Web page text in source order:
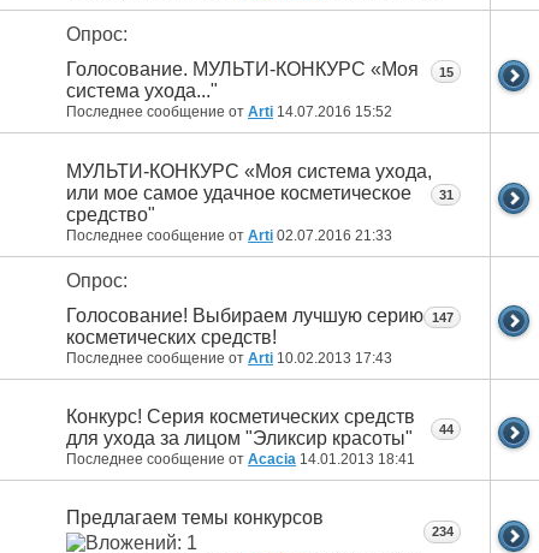
Опрос:
Голосование. МУЛЬТИ-КОНКУРС «Моя
система ухода..."
Последнее сообщение от Arti 14.07.2016 15:52
15
МУЛЬТИ-КОНКУРС «Моя система ухода,
или мое самое удачное косметическое
средство"
Последнее сообщение от Arti 02.07.2016 21:33
31
Опрос:
Голосование! Выбираем лучшую серию
косметических средств!
Последнее сообщение от Arti 10.02.2013 17:43
147
Конкурс! Серия косметических средств
для ухода за лицом "Эликсир красоты"
Последнее сообщение от Acacia 14.01.2013 18:41
44
Предлагаем темы конкурсов
234